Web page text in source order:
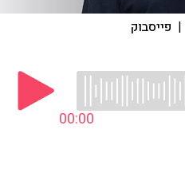
| פייסבוק
00:00